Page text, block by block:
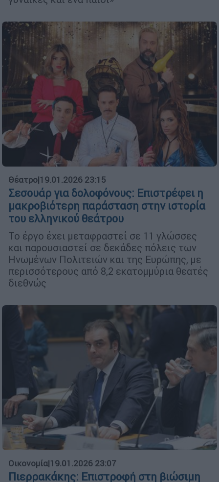
Θέατρο|19.01.2026 23:15
Σεσουάρ για δολοφόνους: Επιστρέφει η
μακροβιότερη παράσταση στην ιστορία
του ελληνικού θεάτρου
Το έργο έχει μεταφραστεί σε 11 γλώσσες
και παρουσιαστεί σε δεκάδες πόλεις των
Ηνωμένων Πολιτειών και της Ευρώπης, με
περισσότερους από 8,2 εκατομμύρια θεατές
διεθνώς
Οικονομία|19.01.2026 23:07
Πιερρακάκης: Επιστροφή στη βιώσιμη